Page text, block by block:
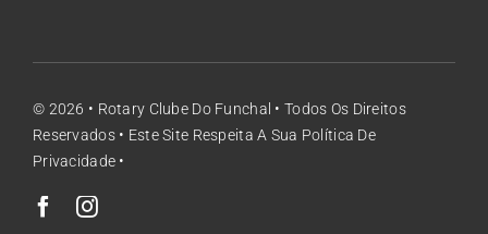
© 2026 • Rotary Clube Do Funchal • Todos Os Direitos
Reservados • Este Site Respeita A Sua Política De
Privacidade •